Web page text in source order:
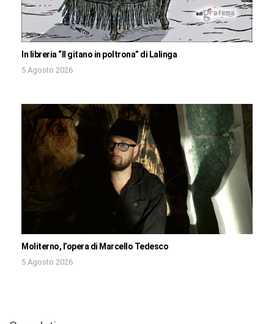
In libreria “Il gitano in poltrona” di Lalinga
5 Agosto 2026
Moliterno, l’opera di Marcello Tedesco
5 Agosto 2026